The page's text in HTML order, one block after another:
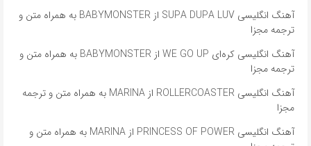
آهنگ انگلیسی SUPA DUPA LUV از BABYMONSTER به همراه متن و
ترجمه مجزا
آهنگ انگلیسی کره‌ای WE GO UP از BABYMONSTER به همراه متن و
ترجمه مجزا
آهنگ انگلیسی ROLLERCOASTER از MARINA به همراه متن و ترجمه
مجزا
آهنگ انگلیسی PRINCESS OF POWER از MARINA به همراه متن و